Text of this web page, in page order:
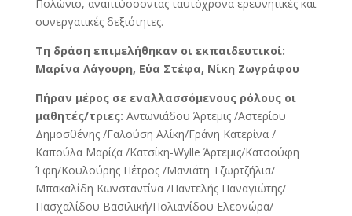
Πολώνιο, αναπτύσσοντας ταυτόχρονα ερευνητικές και
συνεργατικές δεξιότητες.
Τη δράση επιμελήθηκαν οι εκπαιδευτικοί:
Μαρίνα Λάγουρη, Εύα Στέφα, Νίκη Ζωγράφου
Πήραν μέρος σε εναλλασσόμενους ρόλους οι
μαθητές/τριες: Αντωνιάδου Άρτεμις /Αστερίου
Δημοσθένης /Γαλούση Αλίκη/Γράνη Κατερίνα /
Καπούλα Μαρίζα /Κατσίκη-Wylle Άρτεμις/Κατσούφη
Έφη/Κουλούρης Πέτρος /Μανιάτη Τζωρτζήλια/
Μπακαλίδη Κωνσταντίνα /Παντελής Παναγιώτης/
Πασχαλίδου Βασιλική/Πολιανίδου Ελεονώρα/